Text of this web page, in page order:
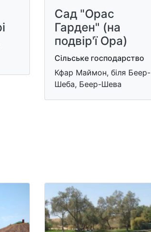
Сад "Орас
Гарден" (на
подвір'ї Ора)
Сільське господарство
Кфар Маймон, біля Беер-
Шеба, Беер-Шева